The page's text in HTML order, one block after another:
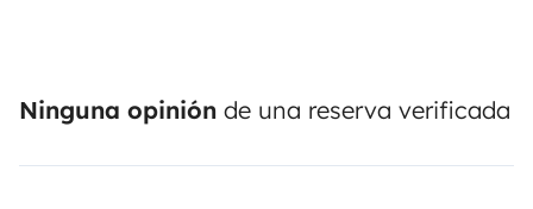
Ninguna opinión de una reserva verificada